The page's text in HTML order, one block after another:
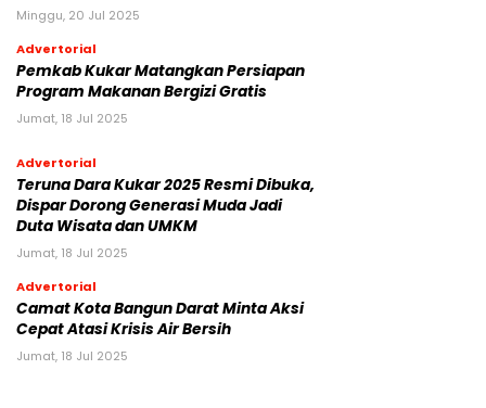
Minggu, 20 Jul 2025
Advertorial
Pemkab Kukar Matangkan Persiapan
Program Makanan Bergizi Gratis
Jumat, 18 Jul 2025
Advertorial
Teruna Dara Kukar 2025 Resmi Dibuka,
Dispar Dorong Generasi Muda Jadi
Duta Wisata dan UMKM
Jumat, 18 Jul 2025
Advertorial
Camat Kota Bangun Darat Minta Aksi
Cepat Atasi Krisis Air Bersih
Jumat, 18 Jul 2025